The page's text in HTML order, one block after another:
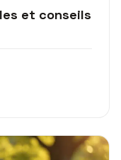
et conseils